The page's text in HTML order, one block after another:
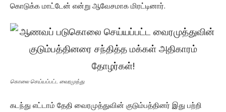
கொடுக்க மாட்டேன் என்று ஆவேசமாக மிரட்டினார்.
கொலை செய்யப்பட்ட வைரமுத்து
கடந்து எட்டாம் தேதி வைரமுத்துவின் குடும்பத்தினர் இது பற்றி